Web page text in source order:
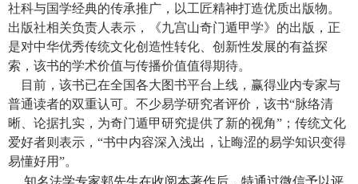
社科与国学经典的传承推广，以工匠精神打造优质出版物。
出版社相关负责人表示，《九宫山奇门遁甲学》的出版，正
是对中华优秀传统文化创造性转化、创新性发展的有益探
索，该书的学术价值与传播价值值得期待。
目前，该书已在全国各大图书平台上线，赢得业内专家与
普通读者的双重认可。不少易学研究者评价，该书“脉络清
晰、论据扎实，为奇门遁甲研究提供了新的视角”；传统文化
爱好者则表示，“书中内容深入浅出，让晦涩的易学知识变得
易懂好用”。
知名法学专家郏先生在收阅本著作后，特通过微信予以评